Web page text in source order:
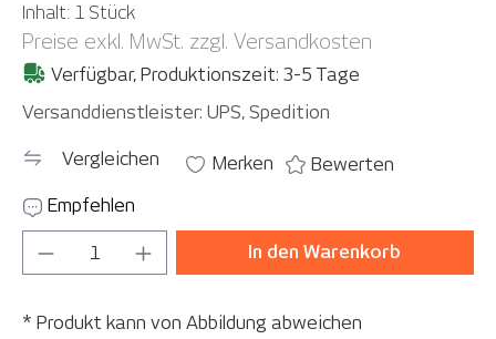
Inhalt: 1 Stück
Preise exkl. MwSt. zzgl. Versandkosten
Verfügbar, Produktionszeit: 3-5 Tage
Versanddienstleister: UPS, Spedition
Vergleichen Merken
Bewerten
Empfehlen
Produkt Anzahl: Gib den gewünschten
In den Warenkorb
* Produkt kann von Abbildung abweichen